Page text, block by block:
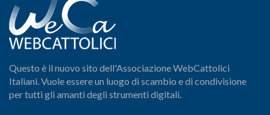
Questo è il nuovo sito dell'Associazione WebCattolici
Italiani. Vuole essere un luogo di scambio e di condivisione
per tutti gli amanti degli strumenti digitali.